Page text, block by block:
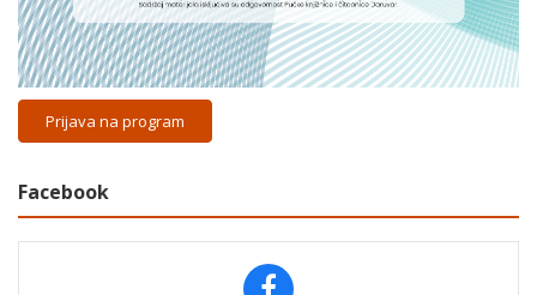
Prijava na program
Facebook